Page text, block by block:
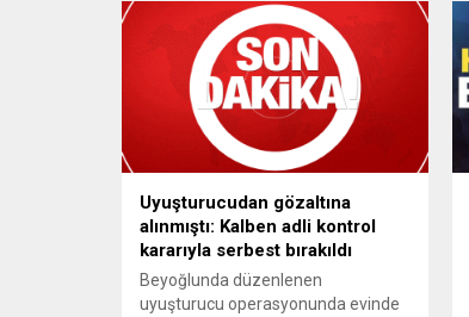
Uyuşturucudan gözaltına
alınmıştı: Kalben adli kontrol
kararıyla serbest bırakıldı
Beyoğlunda düzenlenen
uyuşturucu operasyonunda evinde